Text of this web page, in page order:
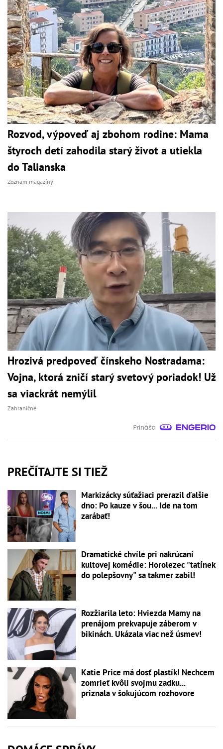
Rozvod, výpoveď aj zbohom rodine: Mama
štyroch detí zahodila starý život a utiekla
do Talianska
Zoznam magazíny
Hrozivá predpoveď čínskeho Nostradama:
Vojna, ktorá zničí starý svetový poriadok! Už
sa viackrát nemýlil
Zahraničné
PREČÍTAJTE SI TIEŽ
Markizácky súťažiaci prerazil ďalšie
dno: Po kauze v šou... Ide na tom
zarábať!
Dramatické chvíle pri nakrúcaní
kultovej komédie: Horolezec "tatínek
do polepšovny" sa takmer zabil!
Rozžiarila leto: Hviezda Mamy na
prenájom prekvapuje záberom v
bikinách. Ukázala viac než úsmev!
Katie Price má dosť plastík! Nechcem
zomrieť kvôli svojmu zadku...
priznala v šokujúcom rozhovore